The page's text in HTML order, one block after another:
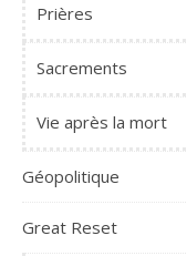
Prières
Sacrements
Vie après la mort
Géopolitique
Great Reset